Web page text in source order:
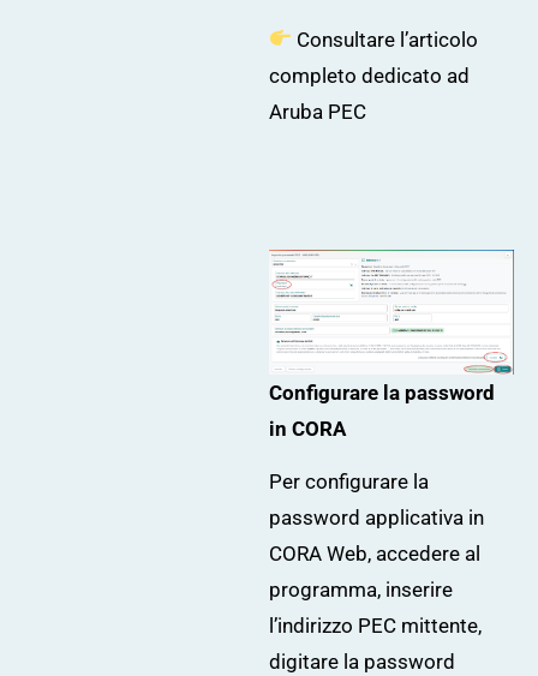
Consultare l’articolo
completo dedicato ad
Aruba PEC
Configurare la password
in CORA
Per configurare la
password applicativa in
CORA Web, accedere al
programma, inserire
l’indirizzo PEC mittente,
digitare la password